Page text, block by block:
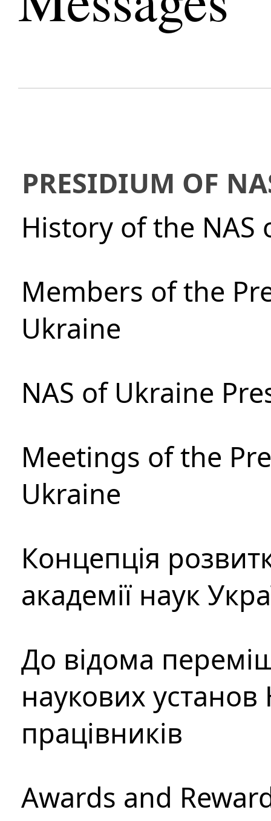
PRESIDIUM OF
History of the NAS
Members of the
Ukraine
NAS of Ukraine
Meetings of the
Ukraine
Концепція
академії наук
До відома
наукових установ
працівників
Awards and